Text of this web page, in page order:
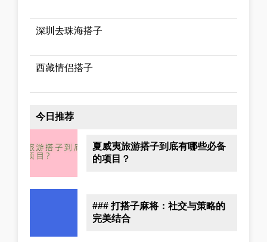
深圳去珠海搭子
西藏情侣搭子
今日推荐
夏威夷旅游搭子到底有哪些必备
的项目？
### 打搭子麻将：社交与策略的
完美结合